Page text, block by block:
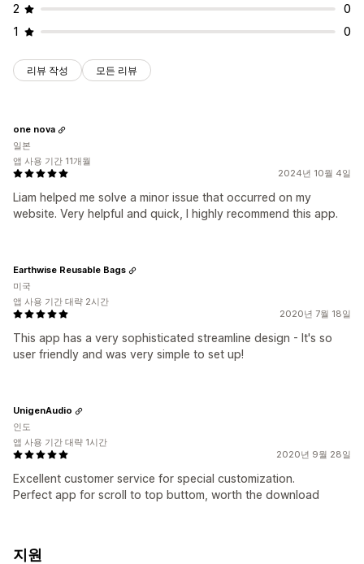
2
0
1
0
리뷰 작성 모든 리뷰
2024년 10월 4일
Liam helped me solve a minor issue that occurred on my
website. Very helpful and quick, I highly recommend this app.
one nova
일본
앱 사용 기간 11개월
2020년 7월 18일
This app has a very sophisticated streamline design - It's so
user friendly and was very simple to set up!
Earthwise Reusable Bags
미국
앱 사용 기간 대략 2시간
2020년 9월 28일
Excellent customer service for special customization.
Perfect app for scroll to top buttom, worth the download
UnigenAudio
인도
앱 사용 기간 대략 1시간
지원